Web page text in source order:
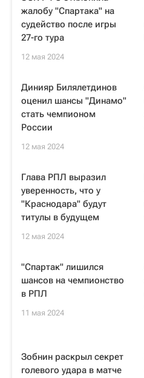
жалобу "Спартака" на
судейство после игры
27-го тура
12 мая 2024
Динияр Билялетдинов
оценил шансы "Динамо"
стать чемпионом
России
12 мая 2024
Глава РПЛ выразил
уверенность, что у
"Краснодара" будут
титулы в будущем
12 мая 2024
"Спартак" лишился
шансов на чемпионство
в РПЛ
11 мая 2024
Зобнин раскрыл секрет
голевого удара в матче